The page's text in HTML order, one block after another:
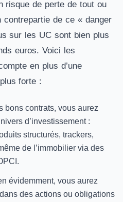
risque de perte de tout ou
contrepartie de ce « danger
sur les UC sont bien plus
euros. Voici les
en plus d’une
forte :
bons contrats, vous aurez
d’investissement :
structurés, trackers,
de l’immobilier via des
évidemment, vous aurez
dans des actions ou obligations